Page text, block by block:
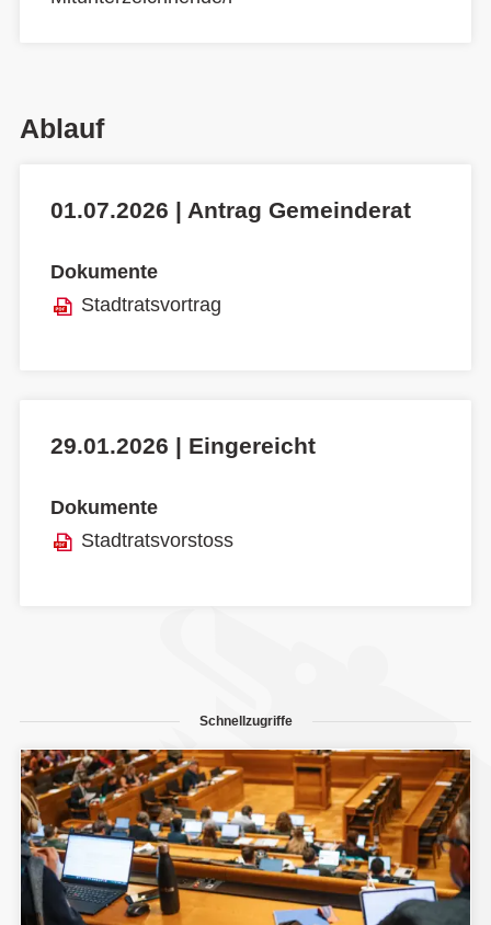
Ablauf
01.07.2026 | Antrag Gemeinderat
Dokumente
Stadtratsvortrag
29.01.2026 | Eingereicht
Dokumente
Stadtratsvorstoss
Schnellzugriffe